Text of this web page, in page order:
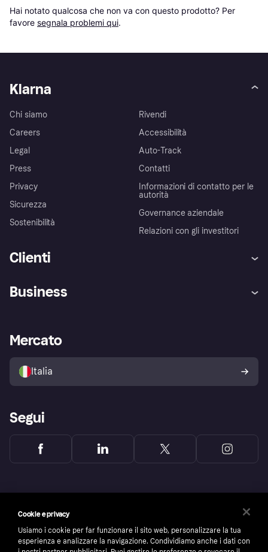
Hai notato qualcosa che non va con questo prodotto? Per
favore segnala problemi qui.
Klarna
Chi siamo
Careers
Legal
Press
Privacy
Sicurezza
Sostenibilità
Rivendi
Accessibilità
Auto-Track
Contatti
Informazioni di contatto per le
autorità
Governance aziendale
Relazioni con gli investitori
Clienti
Esplora i negozi
Politica di protezione
dell'acquirente Klarna
Business
Accesso aziende
Mercato
Italia
Segui
Cookie e privacy
Usiamo i cookie per far funzionare il sito web, personalizzare la tua
esperienza e analizzare la navigazione. Condividiamo anche i dati con